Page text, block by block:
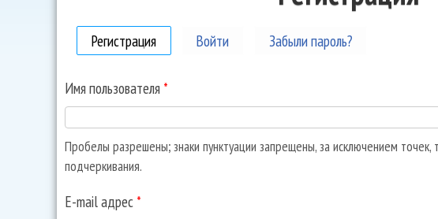
Регистрация (активная вкладка)
Войти Забыли пароль?
Имя пользователя *
Пробелы разрешены; знаки пунктуации запрещены, за исключением точек,
подчеркивания.
E-mail адрес *